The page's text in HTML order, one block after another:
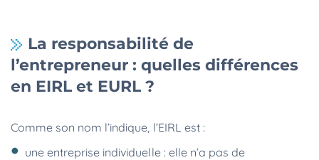
La responsabilité de
l’entrepreneur : quelles différences
en EIRL et EURL ?
Comme son nom l’indique, l’EIRL est :
une entreprise individuelle : elle n’a pas de